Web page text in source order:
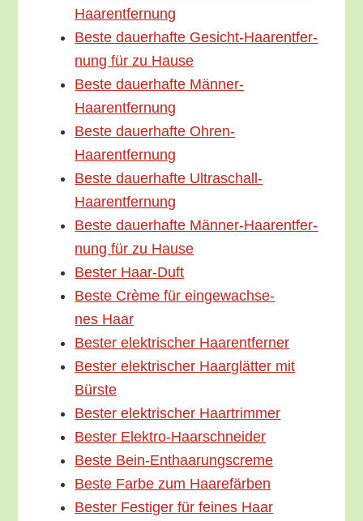
Haarentfernung
Bes­te dau­er­haf­te Gesicht-Haar­en­t­­fer­­
nung für zu Hause
Bes­te dau­er­haf­te Männer-
Haarentfernung
Bes­te dau­er­haf­te Ohren-
Haarentfernung
Bes­te dau­er­haf­te Ultraschall-
Haarentfernung
Bes­te dau­er­haf­te Män­­ner-Haar­en­t­­fer­­
nung für zu Hause
Bes­ter Haar-Duft
Bes­te Crè­me für ein­ge­wach­se­
nes Haar
Bes­ter elek­tri­scher Haarentferner
Bes­ter elek­tri­scher Haar­glät­ter mit
Bürste
Bes­ter elek­tri­scher Haartrimmer
Bes­ter Elektro-Haarschneider
Bes­te Bein-Enthaarungscreme
Bes­te Far­be zum Haarefärben
Bes­ter Fes­ti­ger für fei­nes Haar